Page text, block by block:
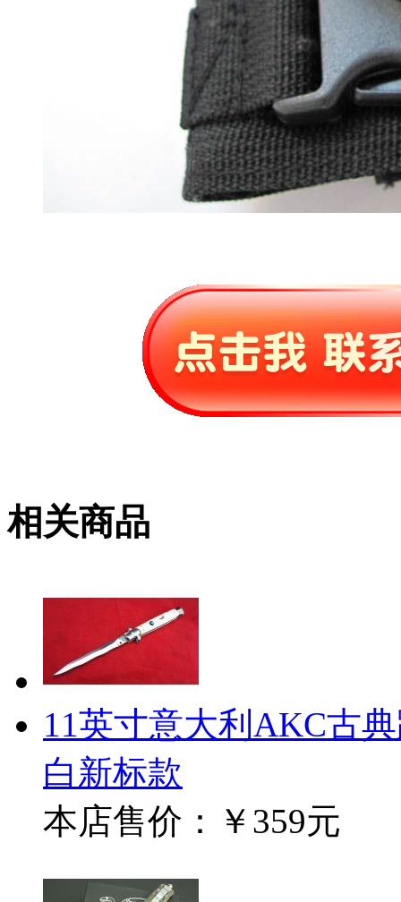
相关商品
11英寸意大利AKC古
白新标款
本店售价：
￥359元